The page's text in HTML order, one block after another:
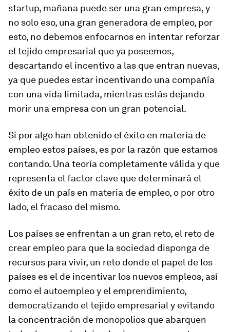
startup, mañana puede ser una gran empresa, y
no solo eso, una gran generadora de empleo, por
esto, no debemos enfocarnos en intentar reforzar
el tejido empresarial que ya poseemos,
descartando el incentivo a las que entran nuevas,
ya que puedes estar incentivando una compañía
con una vida limitada, mientras estás dejando
morir una empresa con un gran potencial.
Si por algo han obtenido el éxito en materia de
empleo estos países, es por la razón que estamos
contando. Una teoría completamente válida y que
representa el factor clave que determinará el
éxito de un país en materia de empleo, o por otro
lado, el fracaso del mismo.
Los países se enfrentan a un gran reto, el reto de
crear empleo para que la sociedad disponga de
recursos para vivir, un reto donde el papel de los
países es el de incentivar los nuevos empleos, así
como el autoempleo y el emprendimiento,
democratizando el tejido empresarial y evitando
la concentración de monopolios que abarquen